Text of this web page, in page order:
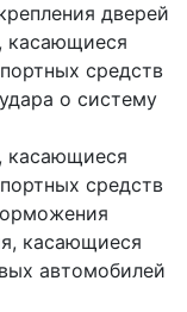
дверей
касающиеся
средств
о систему
касающиеся
средств
касающиеся
автомобилей